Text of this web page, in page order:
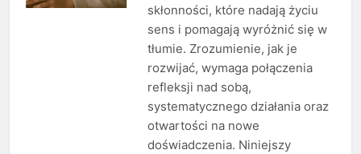
skłonności, które nadają życiu
sens i pomagają wyróżnić się w
tłumie. Zrozumienie, jak je
rozwijać, wymaga połączenia
refleksji nad sobą,
systematycznego działania oraz
otwartości na nowe
doświadczenia. Niniejszy